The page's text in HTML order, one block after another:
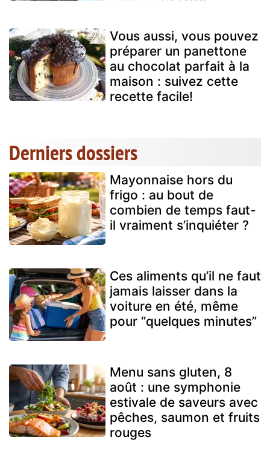
Vous aussi, vous pouvez
préparer un panettone
au chocolat parfait à la
maison : suivez cette
recette facile!
Derniers dossiers
Mayonnaise hors du
frigo : au bout de
combien de temps faut-
il vraiment s’inquiéter ?
Ces aliments qu’il ne faut
jamais laisser dans la
voiture en été, même
pour “quelques minutes”
Menu sans gluten, 8
août : une symphonie
estivale de saveurs avec
pêches, saumon et fruits
rouges